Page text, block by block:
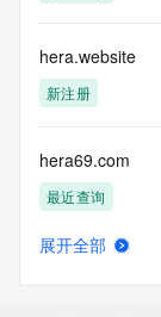
hera.website
新注册
hera69.com
最近查询
展开全部